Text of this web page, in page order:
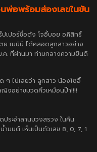
พ่อพร้อมส่องเลขในขัน
เปอร์ชื่อดัง โจอี้บอย อภิสิทธิ์
ย เมษินี ได้คลอดลูกสาวอย่าง
. ที่ผ่านมา ท่ามกลางความยินดี
ๆ ไปเลยว่า ลูกสาว น้องโซอี้
ญิงอย่าขมวดคิ้วเหมือนป๊า!!!!
ระจำลานบวงสรวง ในคืน
มนต์ เห็นเป็นตัวเลข 8, 0, 7, 1